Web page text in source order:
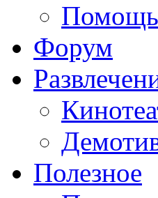
Помощь
Форум
Полезное